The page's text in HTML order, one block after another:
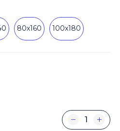
80x160 100x180
+
−